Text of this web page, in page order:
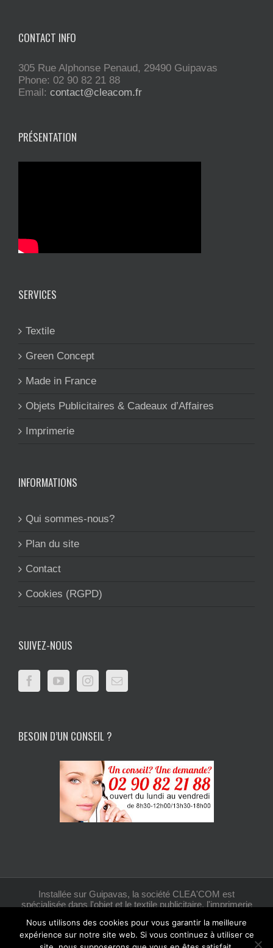
CONTACT INFO
305 Rue Alphonse Penaud, 29490 Guipavas
Phone: 02 90 82 21 88
Email: contact@cleacom.fr
PRÉSENTATION
SERVICES
Textile
Green Concept
Made in France
Objets Publicitaires & Cadeaux d’Affaires
Imprimerie
INFORMATIONS
Qui sommes-nous?
Plan du site
Contact
Cookies (RGPD)
SUIVEZ-NOUS
BESOIN D’UN CONSEIL ?
Installée sur Guipavas, la société CLEA'COM est
spécialisée dans l'objet et le textile publicitaire, l'imprimerie
Nous utilisons des cookies pour vous garantir la meilleure
expérience sur notre site web. Si vous continuez à utiliser ce